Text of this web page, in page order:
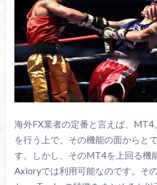
海外FX業者の定番と言えば、
を行う上で、その機能の面からと
す。しかし、そのMT4を上回る機
Axioryでは利用可能なのです。そ